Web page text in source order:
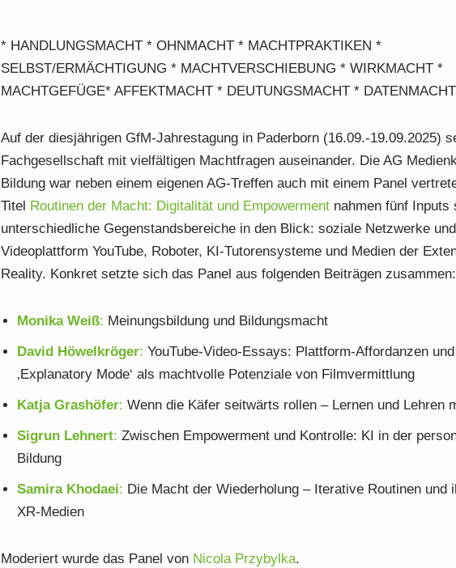
* HANDLUNGSMACHT * OHNMACHT * MACHTPRAKTIKEN *
SELBST/ERMÄCHTIGUNG * MACHTVERSCHIEBUNG * WIRKMACHT *
MACHTGEFÜGE* AFFEKTMACHT * DEUTUNGSMACHT *
Auf der diesjährigen GfM-Jahrestagung in Paderborn (16.09.-19.09.2025)
Fachgesellschaft mit vielfältigen Machtfragen auseinander. Die AG
Bildung war neben einem eigenen AG-Treffen auch mit einem Panel
Titel Routinen der Macht: Digitalität und Empowermentnahmen fünf Inputs
unterschiedliche Gegenstandsbereiche in den Blick: soziale Netzwerke
Videoplattform YouTube, Roboter, KI-Tutorensysteme und Medien der
Reality. Konkret setzte sich das Panel aus folgenden Beiträgen zusammen:
Monika Weiß: Meinungsbildung und Bildungsmacht
David Höwelkröger: YouTube-Video-Essays: Plattform-Affordanzen
‚Explanatory Mode‘ als machtvolle Potenziale von Filmvermittlung
Katja Grashöfer: Wenn die Käfer seitwärts rollen – Lernen und Lehren
Sigrun Lehnert: Zwischen Empowerment und Kontrolle: KI in der
Bildung
Samira Khodaei: Die Macht der Wiederholung – Iterative Routinen und
XR-Medien
Moderiert wurde das Panel von Nicola Przybylka.